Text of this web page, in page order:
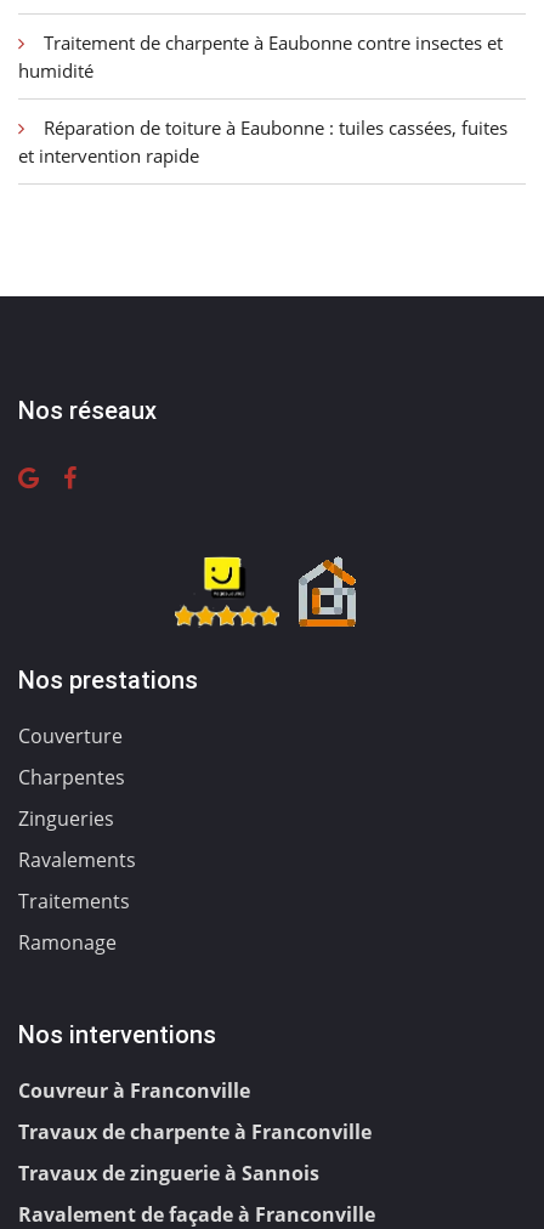
Traitement de charpente à Eaubonne contre insectes et
humidité
Réparation de toiture à Eaubonne : tuiles cassées, fuites
et intervention rapide
Nos réseaux
Nos prestations
Couverture
Charpentes
Zingueries
Ravalements
Traitements
Ramonage
Nos interventions
Couvreur à Franconville
Travaux de charpente à Franconville
Travaux de zinguerie à Sannois
Ravalement de façade à Franconville